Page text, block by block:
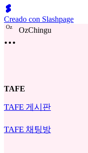
Creado con Slashpage
Oz OzChingu
TAFE
TAFE 게시판
TAFE 채팅방